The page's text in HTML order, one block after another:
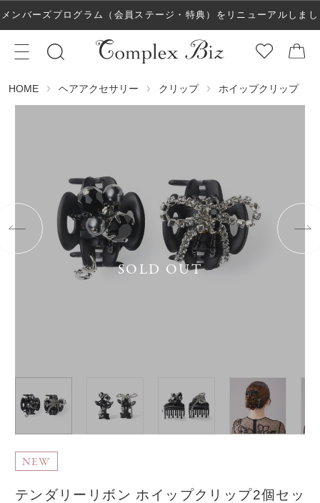
メンバーズプログラム（会員ステージ・特典）をリニューアルしまし
た！
HOME ヘアアクセサリー クリップ ホイップクリップ
SOLD OUT
NEW
テンダリーリボン ホイップクリップ2個セッ